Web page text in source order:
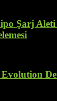
Şarj Aleti